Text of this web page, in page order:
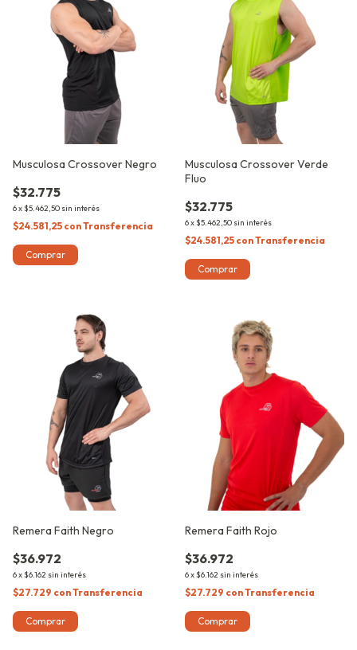
Musculosa Crossover Negro
$32.775
6x $5.462,50 sin interés
$24.581,25 conTransferencia
Comprar
Musculosa Crossover Verde
Fluo
$32.775
6x $5.462,50 sin interés
$24.581,25 conTransferencia
Comprar
Remera Faith Negro
$36.972
6x $6.162 sin interés
$27.729 conTransferencia
Comprar
Remera Faith Rojo
$36.972
6x $6.162 sin interés
$27.729 conTransferencia
Comprar